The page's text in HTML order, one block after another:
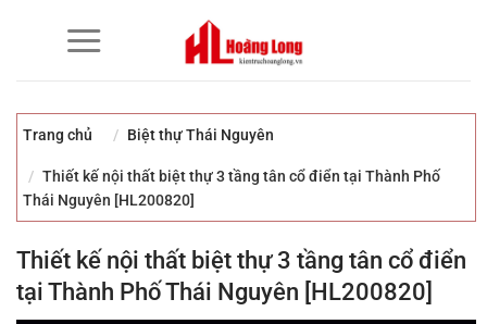
Trang chủ Biệt thự Thái Nguyên
Thiết kế nội thất biệt thự 3 tầng tân cổ điển tại Thành Phố
Thái Nguyên [HL200820]
Thiết kế nội thất biệt thự 3 tầng tân cổ điển
tại Thành Phố Thái Nguyên [HL200820]